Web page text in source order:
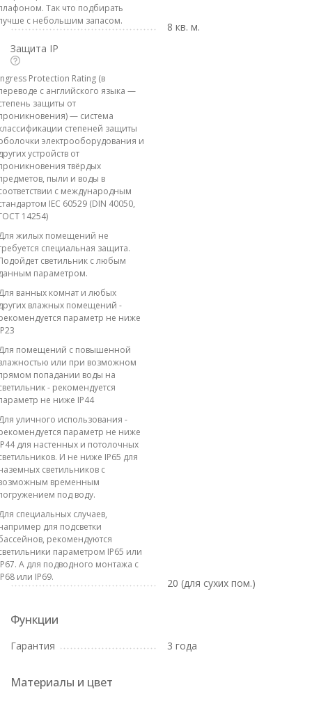
Так что подбирать
с небольшим запасом.
8 кв. м.
Защита IP
Protection Rating (в
с английского языка —
защиты от
— система
степеней защиты
электрооборудования и
устройств от
твёрдых
пыли и воды в
с международным
IEC 60529 (DIN 40050,
14254)
жилых помещений не
специальная защита.
светильник с любым
параметром.
ванных комнат и любых
влажных помещений -
параметр не ниже
помещений с повышенной
или при возможном
попадании воды на
- рекомендуется
не ниже IP44
уличного использования -
параметр не ниже
для настенных и потолочных
И не ниже IP65 для
светильников с
временным
под воду.
специальных случаев,
для подсветки
рекомендуются
параметром IP65 или
А для подводного монтажа с
или IP69.
20 (для сухих пом.)
Функции
Гарантия 3 года
Материалы и цвет